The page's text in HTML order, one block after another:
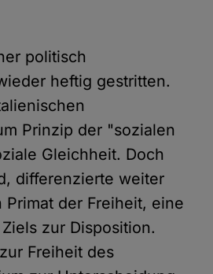
politisch
heftig gestritten.
Prinzip der "sozialen
Gleichheit. Doch
differenzierte weiter
der Freiheit, eine
zur Disposition.
Freiheit des